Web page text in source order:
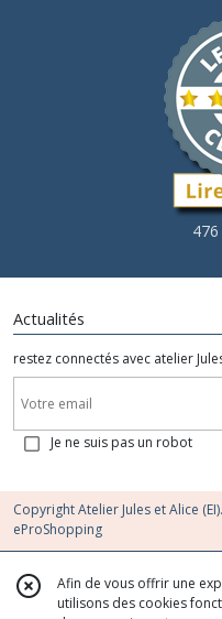
Actualités
restez connectés avec atelier
Je ne suis pas un robot
Copyright Atelier Jules et Alice
eProShopping
Afin de vous offrir une
utilisons des cookies